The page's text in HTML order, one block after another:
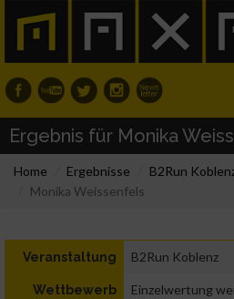
Ergebnis für Monika
Home Ergebnisse B2Run
Monika Weissenfels
Veranstaltung B2Run Koblenz
Wettbewerb Einzelwertung